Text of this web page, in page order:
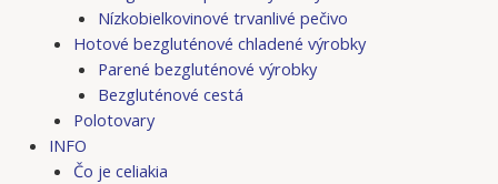
Nízkobielkovinové trvanlivé pečivo
Hotové bezgluténové chladené výrobky
Parené bezgluténové výrobky
Bezgluténové cestá
Polotovary
INFO
Čo je celiakia